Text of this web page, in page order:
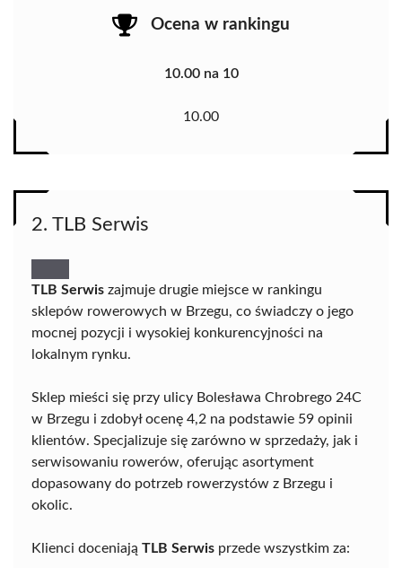
Ocena w rankingu
10.00 na 10
10.00
2. TLB Serwis
TLB Serwis zajmuje drugie miejsce w rankingu
sklepów rowerowych w Brzegu, co świadczy o jego
mocnej pozycji i wysokiej konkurencyjności na
lokalnym rynku.
Sklep mieści się przy ulicy Bolesława Chrobrego 24C
w Brzegu i zdobył ocenę 4,2 na podstawie 59 opinii
klientów. Specjalizuje się zarówno w sprzedaży, jak i
serwisowaniu rowerów, oferując asortyment
dopasowany do potrzeb rowerzystów z Brzegu i
okolic.
Klienci doceniają TLB Serwis przede wszystkim za: